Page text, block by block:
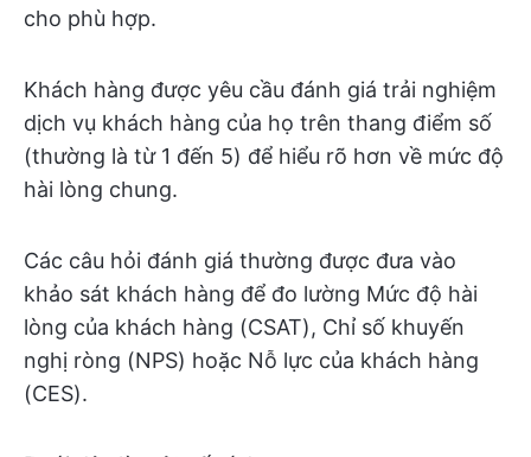
cho phù hợp.
Khách hàng được yêu cầu đánh giá trải nghiệm
dịch vụ khách hàng của họ trên thang điểm số
(thường là từ 1 đến 5) để hiểu rõ hơn về mức độ
hài lòng chung.
Các câu hỏi đánh giá thường được đưa vào
khảo sát khách hàng để đo lường Mức độ hài
lòng của khách hàng (CSAT), Chỉ số khuyến
nghị ròng (NPS) hoặc Nỗ lực của khách hàng
(CES).